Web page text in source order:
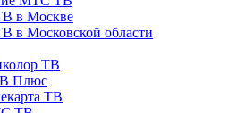
в Москве
в Московской области
ТВ
Плюс
ТВ